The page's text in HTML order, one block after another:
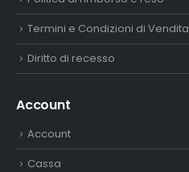
Termini e Condizioni di Vendita
Diritto di recesso
Account
Account
Cassa